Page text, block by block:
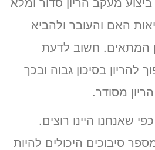
האם והעובר ולהביא
המתאים. חשוב לדעת
להריון בסיכון גבוה ובכך
מסודר.
שאנחנו היינו רוצים.
סיבוכים היכולים להיות